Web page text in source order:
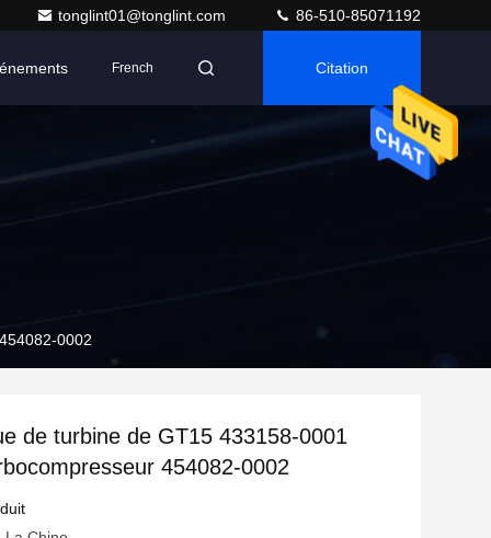
tonglint01@tonglint.com 86-510-85071192
French Citation
0002
de turbine de GT15 433158-0001
454082-0002